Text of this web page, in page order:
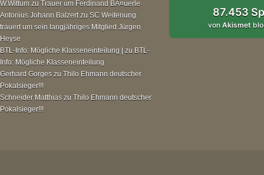
W.Wittum zu Trauer um Ferdinand BÃ¤uerle
Antonius Johann Balzertzu SC Weitenung
trauert um sein langjähriges Mitglied Jürgen
Heyse
BTL-Info: Mögliche Klasseneinteilung |
zu BTL-
Info: Mögliche Klasseneinteilung
Gerhard Gorges zu Thilo Ehmann deutscher
Pokalsieger!!!
Schneider Matthias zu Thilo Ehmann deutscher
Pokalsieger!!!
87.453
vonAkismet